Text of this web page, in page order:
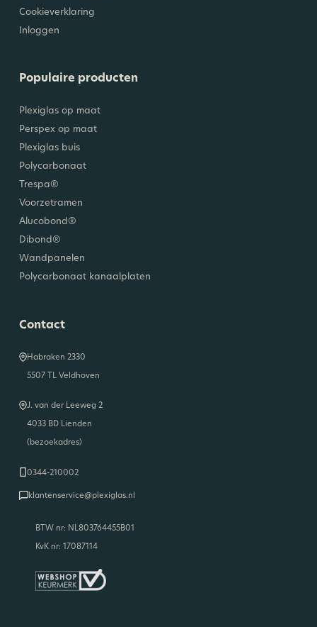
Cookieverklaring
Inloggen
Populaire producten
Plexiglas op maat
Perspex op maat
Plexiglas buis
Polycarbonaat
Trespa®
Voorzetramen
Alucobond®
Dibond®
Wandpanelen
Polycarbonaat kanaalplaten
Contact
Habraken 2330
5507 TL Veldhoven
J. van der Leeweg 2
4033 BD Lienden
(bezoekadres)
0344-210002
klantenservice@plexiglas.nl
BTW nr: NL803764455B01
KvK nr: 17087114